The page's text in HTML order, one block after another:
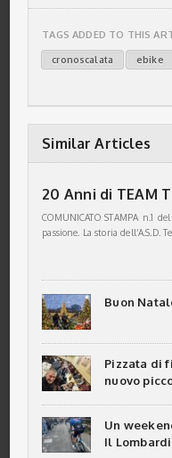
TAGS ADDED TO THIS
cronoscalata ebike
Similar Articles
20 Anni di TEAM
COMUNICATO STAMPA n.1
passione. La storia dell’A.S.D.
Buon
Pizzata di
nuovo
Un
Il